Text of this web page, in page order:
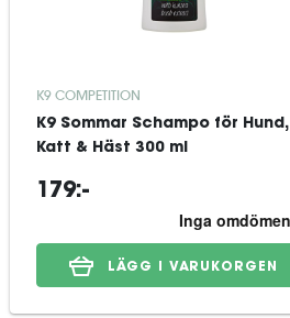
K9 COMPETITION
K9 Sommar Schampo för Hund,
Katt & Häst 300 ml
179:-
LÄGG I VARUKORGEN